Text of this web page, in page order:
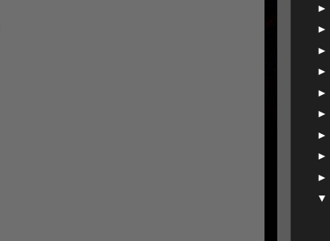
►
►
►
►
►
►
►
►
►
▼